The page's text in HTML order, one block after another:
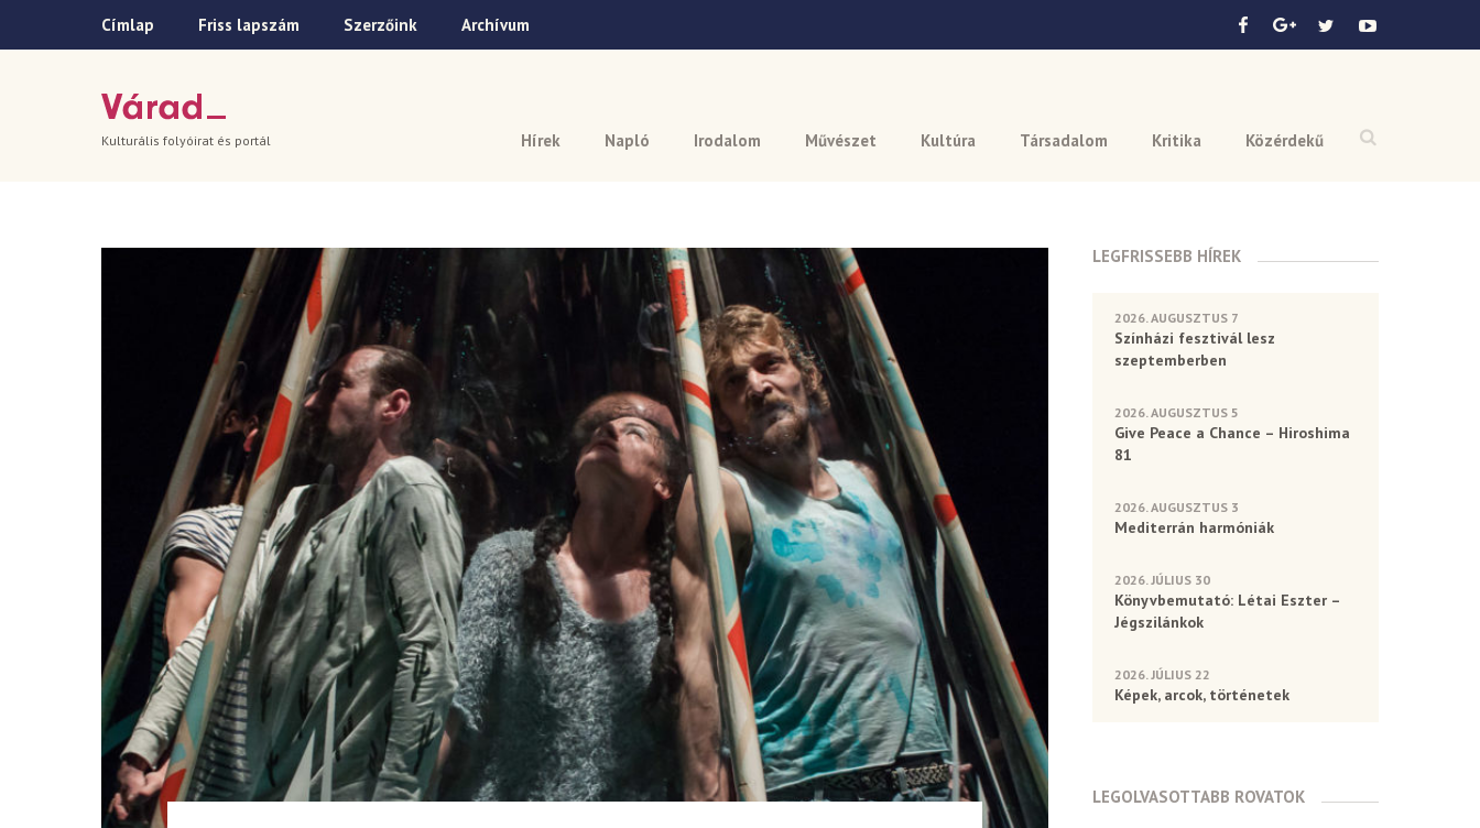
Címlap Friss lapszám Szerzőink Archívum
Hírek Napló Irodalom Művészet Kultúra Társadalom Kritika Közérdekű
Kulturális folyóirat és portál
LEGFRISSEBB HÍREK
2026. AUGUSZTUS 7
Színházi fesztivál lesz
szeptemberben
2026. AUGUSZTUS 5
Give Peace a Chance – Hiroshima
81
2026. AUGUSZTUS 3
Mediterrán harmóniák
2026. JÚLIUS 30
Könyvbemutató: Létai Eszter –
Jégszilánkok
2026. JÚLIUS 22
Képek, arcok, történetek
LEGOLVASOTTABB ROVATOK